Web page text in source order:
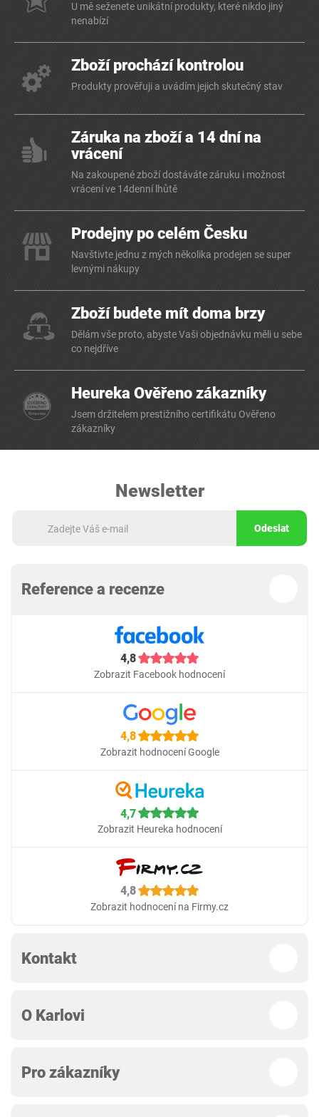
U mě seženete unikátní produkty, které nikdo jiný
nenabízí
Zboží prochází kontrolou
Produkty prověřuji a uvádím jejich skutečný stav
Záruka na zboží a 14 dní na
vrácení
Na zakoupené zboží dostáváte záruku i možnost
vrácení ve 14denní lhůtě
Prodejny po celém Česku
Navštivte jednu z mých několika prodejen se super
levnými nákupy
Zboží budete mít doma brzy
Dělám vše proto, abyste Vaši objednávku měli u sebe
co nejdříve
Heureka Ověřeno zákazníky
Jsem držitelem prestižního certifikátu Ověřeno
zákazníky
Newsletter
Odeslat
Reference a recenze
4,8
Zobrazit Facebook hodnocení
4,8
Zobrazit hodnocení Google
4,7
Zobrazit Heureka hodnocení
4,8
Zobrazit hodnocení na Firmy.cz
Kontakt
O Karlovi
Pro zákazníky